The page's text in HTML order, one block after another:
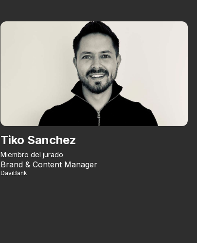
Tiko Sanchez
Miembro del jurado
Brand & Content Manager
DaviBank